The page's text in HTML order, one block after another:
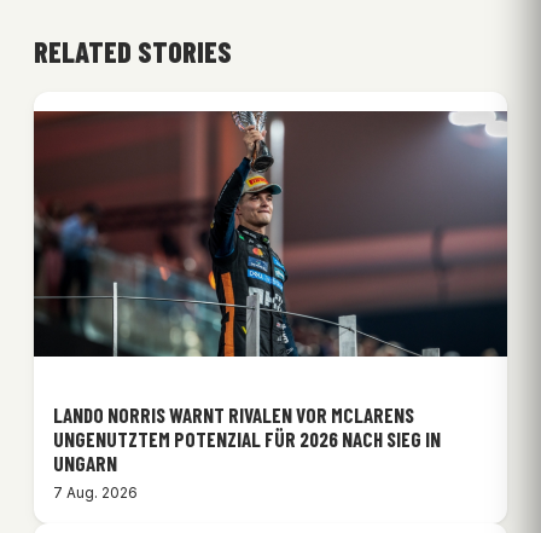
RELATED STORIES
LANDO NORRIS WARNT RIVALEN VOR MCLARENS
UNGENUTZTEM POTENZIAL FÜR 2026 NACH SIEG IN
UNGARN
7 Aug. 2026